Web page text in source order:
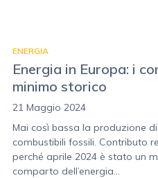
ENERGIA
Energia in Europa: i
minimo storico
21 Maggio 2024
Mai così bassa la produzione
combustibili fossili. Contributo
perché aprile 2024 è stato un
comparto dell’energia...